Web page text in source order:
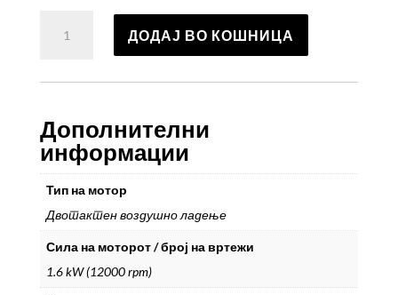
пила
3920
количина
ДОДАЈ ВО КОШНИЦА
Дополнителни
информации
Тип на мотор
Двотактен воздушно ладење
Сила на моторот / број на вртежи
1.6 kW (12000 rpm)